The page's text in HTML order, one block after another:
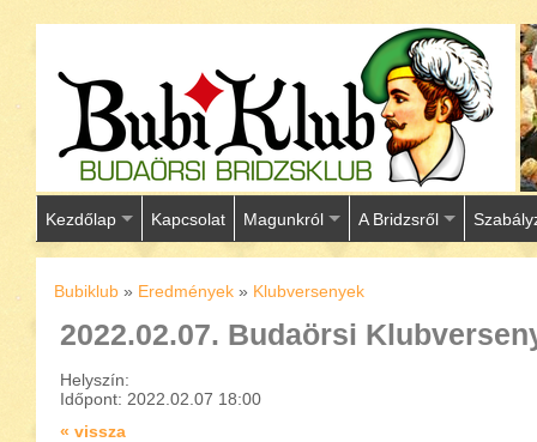
Kezdőlap Kapcsolat Magunkról A Bridzsről
Bubiklub » Eredmények » Klubversenyek
2022.02.07. Budaörsi
Helyszín:
Időpont: 2022.02.07 18:00
« vissza